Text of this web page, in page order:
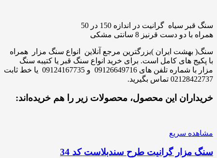
سنگ قبر سیاه گرانیت در اندازه 150 در 50
همراه با دو دست قرنیز 8 سانتی مشکی
سنگ( بهشت ایران )بزرگترین مرجع آنلاین انواع سنگ مزار همراه
با پکیج های کامل است. برای خرید انواع سنگ قبر یا کتیبه سنگ
مزار با شماره تلفن های 09126649716 و 09124167735 یا خط ثابت
02128422737 تماس بگیرید.
خریداران این محصول، محصولات زیر را هم خریده‌اند:
مشاهده سریع
سنگ مزار گرانیت طرح سندبلاست کد 34